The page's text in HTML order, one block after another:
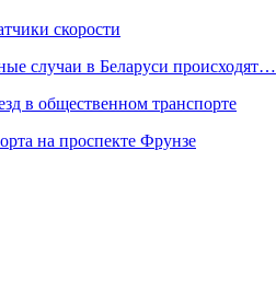
скорости
случаи в Беларуси происходят…
в общественном транспорте
на проспекте Фрунзе